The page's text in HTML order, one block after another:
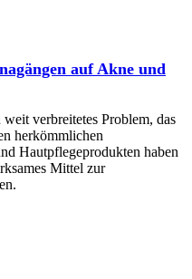
auf Akne und
verbreitetes Problem, das
herkömmlichen
Hautpflegeprodukten haben
Mittel zur